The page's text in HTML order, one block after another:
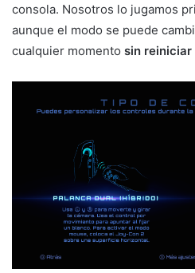
consola. Nosotros lo jugamos
aunque el modo se puede
cualquier momento sin reiniciar